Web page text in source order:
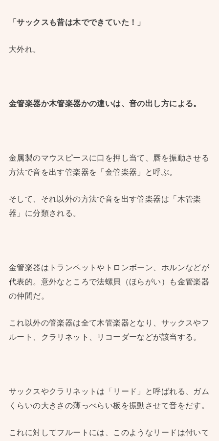
「サックスも昔は木でできていた！」
大外れ。
金管楽器か木管楽器かの違いは、音の出し方による。
金属製のマウスピースに口を押し当て、唇を振動させる
方法で音を出す管楽器を「金管楽器」と呼ぶ。
そして、それ以外の方法で音を出す管楽器は「木管楽
器」に分類される。
金管楽器はトランペットやトロンボーン、ホルンなどが
代表的。意外なところで法螺貝（ほらがい）も金管楽器
の仲間だ。
これ以外の管楽器は全て木管楽器となり、サックスやフ
ルート、クラリネット、リコーダーなどが該当する。
サックスやクラリネットは「リード」と呼ばれる、ガム
くらいの大きさの薄っぺらい板を振動させて音をだす。
これに対してフルートには、このようなリードは付いて